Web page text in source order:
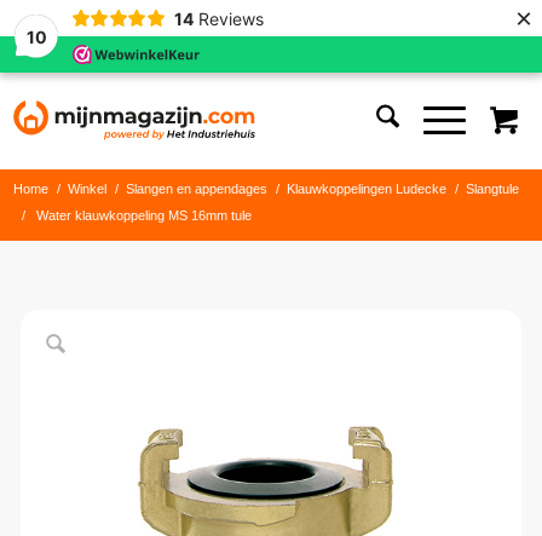
10
14 Reviews ×
Home / Winkel / Slangen en appendages / Klauwkoppelingen Ludecke / Slangtule
/
Water klauwkoppeling MS 16mm tule